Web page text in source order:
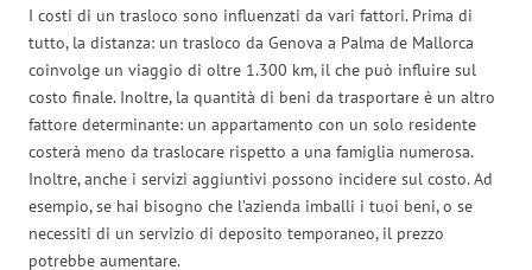
I costi di un trasloco sono influenzati da vari fattori. Prima di
tutto, la distanza: un trasloco da Genova a Palma de Mallorca
coinvolge un viaggio di oltre 1.300 km, il che può influire sul
costo finale. Inoltre, la quantità di beni da trasportare è un altro
fattore determinante: un appartamento con un solo residente
costerà meno da traslocare rispetto a una famiglia numerosa.
Inoltre, anche i servizi aggiuntivi possono incidere sul costo. Ad
esempio, se hai bisogno che l’azienda imballi i tuoi beni, o se
necessiti di un servizio di deposito temporaneo, il prezzo
potrebbe aumentare.